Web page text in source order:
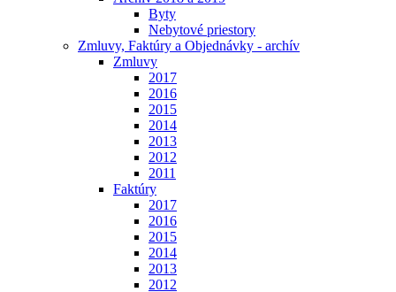
Byty
Nebytové priestory
Zmluvy, Faktúry a Objednávky - archív
Zmluvy
2017
2016
2015
2014
2013
2012
2011
Faktúry
2017
2016
2015
2014
2013
2012